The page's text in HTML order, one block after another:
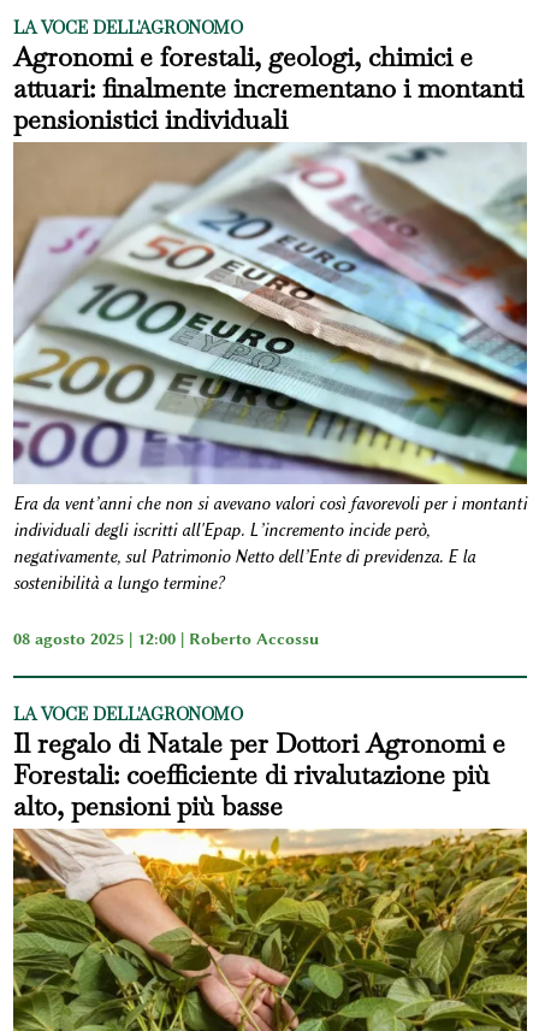
LA VOCE DELL'AGRONOMO
Agronomi e forestali, geologi, chimici e
attuari: finalmente incrementano i montanti
pensionistici individuali
Era da vent’anni che non si avevano valori così favorevoli per i montanti
individuali degli iscritti all'Epap. L’incremento incide però,
negativamente, sul Patrimonio Netto dell’Ente di previdenza. E la
sostenibilità a lungo termine?
08 agosto 2025 | 12:00 | Roberto Accossu
LA VOCE DELL'AGRONOMO
Il regalo di Natale per Dottori Agronomi e
Forestali: coefficiente di rivalutazione più
alto, pensioni più basse